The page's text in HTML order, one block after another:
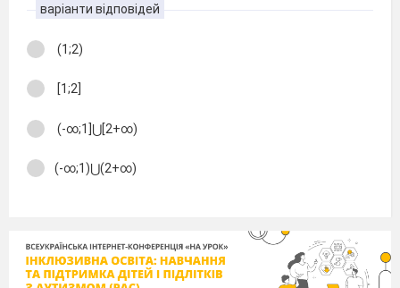
варіанти відповідей
(1;2)
[1;2]
(-∞;1]⋃[2+∞)
(-∞;1)⋃(2+∞)